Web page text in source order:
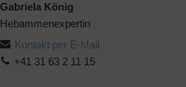
Gabriela König
Hebammenexpertin
Kontakt per E-Mail
+41 31 63 2 11 15